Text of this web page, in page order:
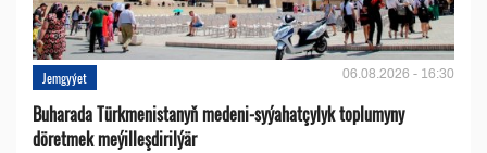
Jemgyýet 06.08.2026 - 16:30
Buharada Türkmenistanyň medeni-syýahatçylyk toplumyny
döretmek meýilleşdirilýär